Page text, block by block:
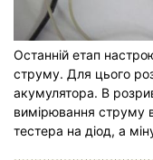
Останній етап
струму. Для цього
акумулятора. В
вимірювання струму
тестера на діод, а